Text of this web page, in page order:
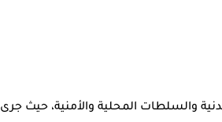
والسلطات المحلية والأمنية، حيث جرى